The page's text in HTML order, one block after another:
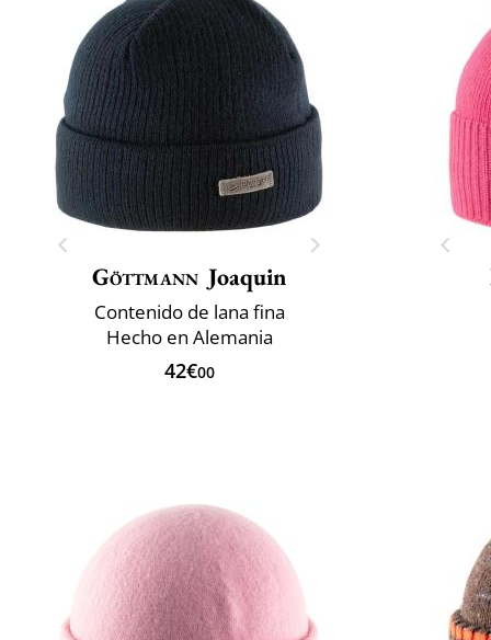
Göttmann Joaquin
Contenido de lana fina
Hecho en Alemania
42€00